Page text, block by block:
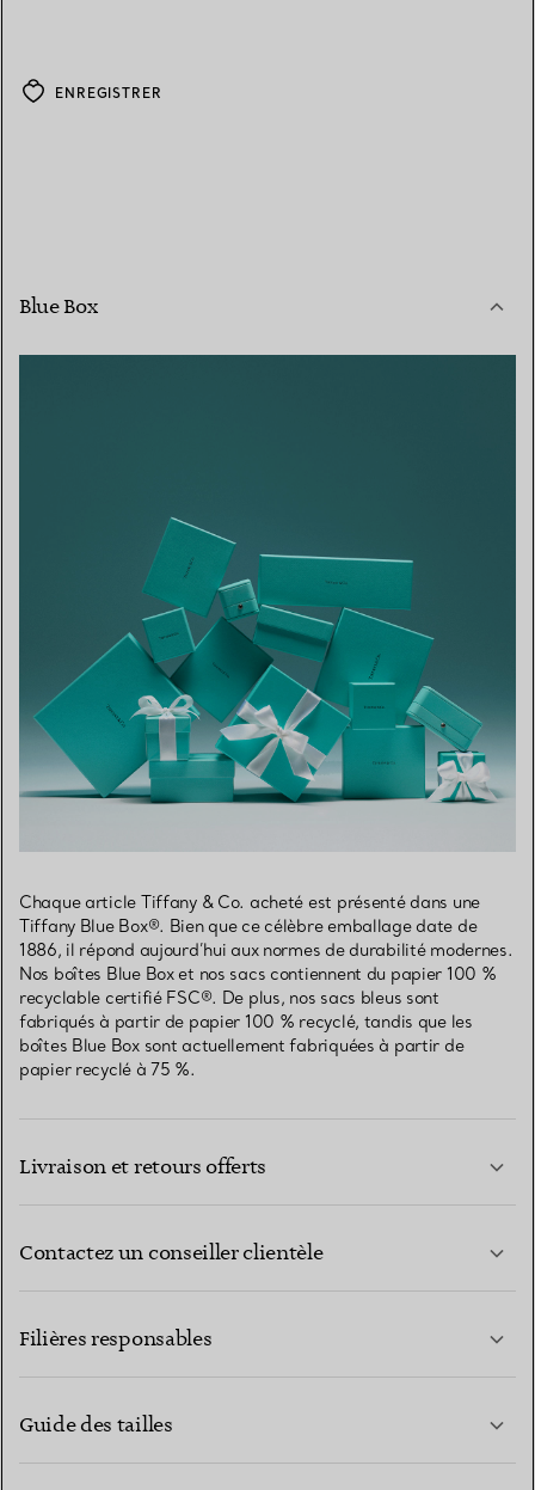
ENREGISTRER
Blue Box
Chaque article Tiffany & Co. acheté est présenté dans une
Tiffany Blue Box®. Bien que ce célèbre emballage date de
1886, il répond aujourd’hui aux normes de durabilité modernes.
Nos boîtes Blue Box et nos sacs contiennent du papier 100 %
recyclable certifié FSC®. De plus, nos sacs bleus sont
fabriqués à partir de papier 100 % recyclé, tandis que les
boîtes Blue Box sont actuellement fabriquées à partir de
papier recyclé à 75 %.
Livraison et retours offerts
Contactez un conseiller clientèle
Filières responsables
Guide des tailles